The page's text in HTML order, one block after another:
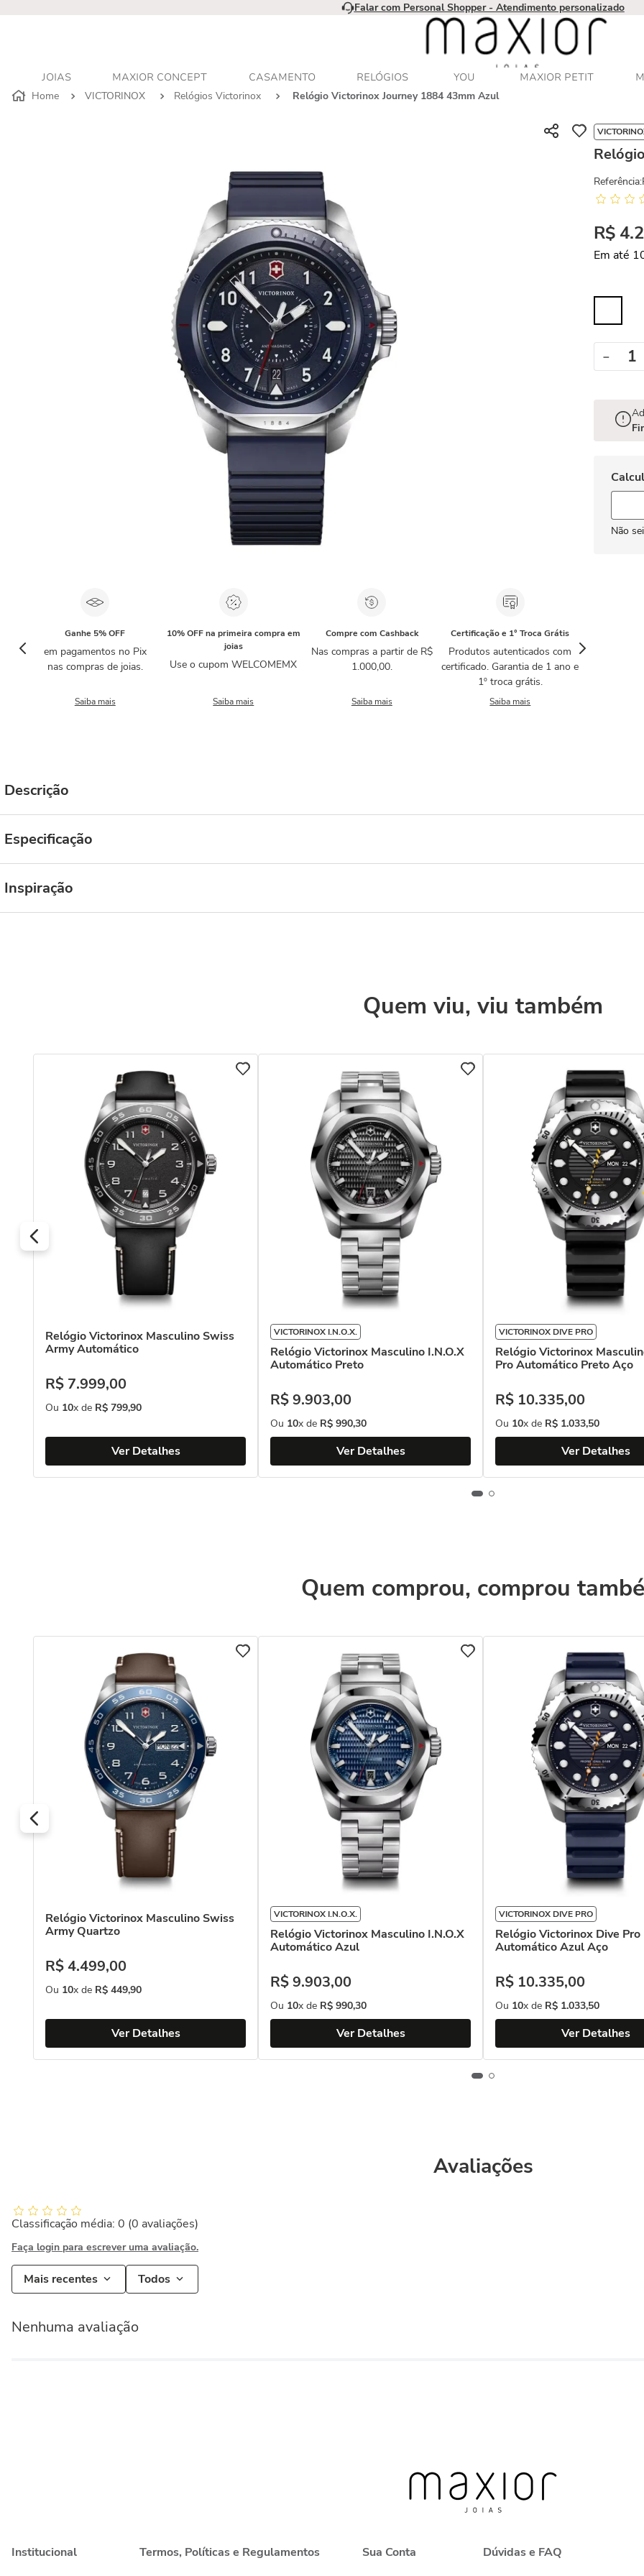
Falar com Personal Shopper - Atendimento personalizado
JOIAS MAXIOR CONCEPT CASAMENTO RELÓGIOS YOU MAXIOR PETIT
VICTORINOX
Relógios Victorinox Relógio Victorinox Journey 1884 43mm Azul
Ganhe 5% OFF
em pagamentos no Pix
nas compras de joias.
Saiba mais
10% OFF na primeira compra em
joias
Use o cupom WELCOMEMX
Saiba mais
Compre com Cashback
Nas compras a partir de R$
1.000,00.
Saiba mais
Certificação e 1° Troca Grátis
Produtos autenticados com
certificado. Garantia de 1 ano e
1º troca grátis.
Saiba mais
Referência:
R$ 4.
Em até
－
Não
Descrição
Especificação
Inspiração
Quem viu, viu também
Relógio Victorinox Masculino Swiss
Army Automático
R$ 7.999,00
Ou 10x de R$ 799,90
Ver Detalhes
VICTORINOX I.N.O.X.
Relógio Victorinox Masculino I.N.O.X
Automático Preto
R$9.903,00
Ou 10x de R$ 990,30
Ver Detalhes
VICTORINOX DIVE PRO
Relógio Victorinox
Pro Automático Preto Aço
R$ 10.335,00
Ou 10x de R$ 1.033,50
Ver Detalhes
Quem comprou, comprou
Relógio Victorinox Masculino Swiss
Army Quartzo
R$4.499,00
Ou 10x de R$ 449,90
Ver Detalhes
VICTORINOX I.N.O.X.
Relógio Victorinox Masculino I.N.O.X
Automático Azul
R$9.903,00
Ou 10x de R$ 990,30
Ver Detalhes
VICTORINOX DIVE PRO
Relógio Victorinox Dive Pro
Automático Azul Aço
R$ 10.335,00
Ou 10x de R$ 1.033,50
Ver Detalhes
Avaliações
Classificação média: 0 (0 avaliações)
Faça login para escrever uma avaliação.
Mais recentes Todos
Nenhuma avaliação
Institucional
Termos, Políticas e Regulamentos
Sua Conta
Dúvidas e FAQ